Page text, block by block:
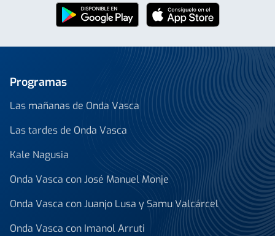
Programas
Las mañanas de Onda Vasca
Las tardes de Onda Vasca
Kale Nagusia
Onda Vasca con José Manuel Monje
Onda Vasca con Juanjo Lusa y Samu Valcárcel
Onda Vasca con Imanol Arruti